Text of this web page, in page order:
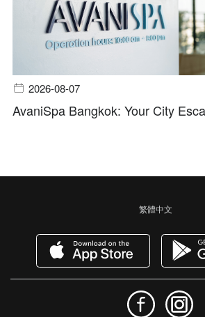
2026-08-07
AvaniSpa Bangkok: Your City
繁體中文